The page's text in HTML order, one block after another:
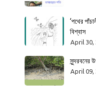
‘পথের
বিশ্বাস
April 30,
সুন্দরবনের
April 09,